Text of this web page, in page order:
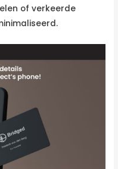
of verkeerde